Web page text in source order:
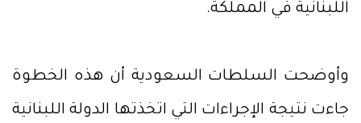
اللبنانية في المملكة.
وأوضحت السلطات السعودية أن هذه الخطوة
جاءت نتيجة الإجراءات التي اتخذتها الدولة اللبنانية